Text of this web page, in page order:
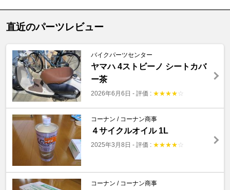
直近のパーツレビュー
バイクパーツセンター
ヤマハ 4ストビーノ シートカバ
ー茶
2026年6月6日 - 評価 : ★★★★ ☆
コーナン / コーナン商事
４サイクルオイル 1L
2025年3月8日 - 評価 : ★★★★ ☆
コーナン / コーナン商事